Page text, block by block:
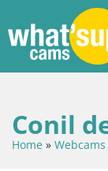
Conil
Home » Webcams